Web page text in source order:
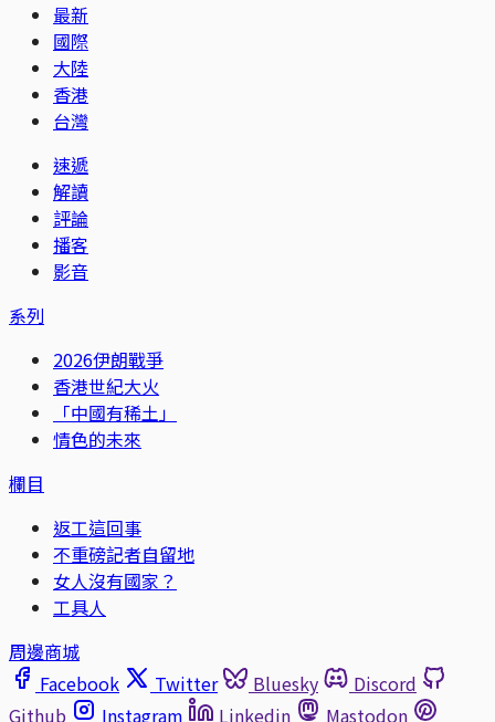
最新
國際
大陸
香港
台灣
速遞
解讀
評論
播客
影音
系列
2026伊朗戰爭
香港世紀大火
「中國有稀土」
情色的未來
欄目
返工這回事
不重磅記者自留地
女人沒有國家？
工具人
周邊商城
Facebook
Twitter Bluesky
Discord
Github
Instagram Linkedin
Mastodon